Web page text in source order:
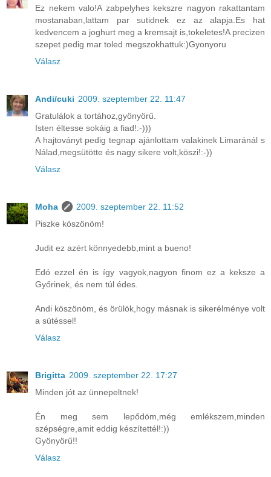
Ez nekem valo!A zabpelyhes kekszre nagyon rakattantam
mostanaban,lattam par sutidnek ez az alapja.Es hat
kedvencem a joghurt meg a kremsajt is,tokeletes!A precizen
szepet pedig mar toled megszokhattuk:)Gyonyoru
Válasz
Andi/cuki 2009. szeptember 22. 11:47
Gratulálok a tortához,gyönyörű.
Isten éltesse sokáig a fiad!:-)))
A hajtoványt pedig tegnap ajánlottam valakinek Limaránál s
Nálad,megsütötte és nagy sikere volt,köszi!:-))
Válasz
Moha
2009. szeptember 22. 11:52
Piszke köszönöm!
Judit ez azért könnyedebb,mint a bueno!
Edó ezzel én is így vagyok,nagyon finom ez a keksze a
Győrinek, és nem túl édes.
Andi köszönöm, és örülök,hogy másnak is sikerélménye volt
a sütéssel!
Válasz
Brigitta 2009. szeptember 22. 17:27
Minden jót az ünnepeltnek!
Én meg sem lepődöm,még emlékszem,minden
szépségre,amit eddig készítettél!:))
Gyönyörű!!
Válasz